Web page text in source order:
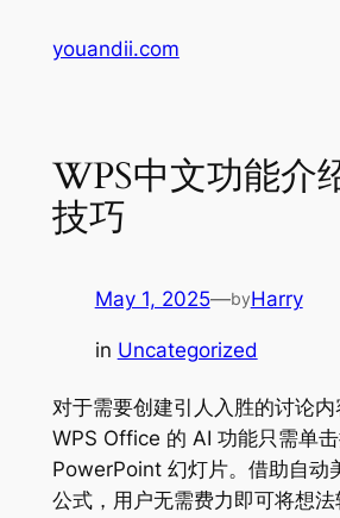
youandii.com
WPS中文功能介
技巧
May 1, 2025—byHarry
in Uncategorized
对于需要创建引人入胜的讨论内
WPS Office 的 AI 功能只需单
PowerPoint 幻灯片。借助自动
公式，用户无需费力即可将想法